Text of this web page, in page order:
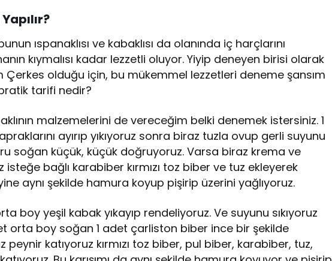
ıspanaklısı ve kabaklısı da olanında iç harçlarını
kıymalısı kadar lezzetli oluyor. Yiyip deneyen birisi olarak
Çerkes olduğu için, bu mükemmel lezzetleri deneme şansım
pratik tarifi nedir?
malzemelerini de vereceğim belki denemek istersiniz. 1
ayırıp yıkıyoruz sonra biraz tuzla ovup gerli suyunu
soğan küçük, küçük doğruyoruz. Varsa biraz krema ve
bağlı karabiber kırmızı toz biber ve tuz ekleyerek
yine aynı şekilde hamura koyup pişirip üzerini yağlıyoruz.
boy yeşil kabak yıkayıp rendeliyoruz. Ve suyunu sıkıyoruz
orta boy soğan 1 adet çarliston biber ince bir şekilde
katıyoruz kırmızı toz biber, pul biber, karabiber, tuz,